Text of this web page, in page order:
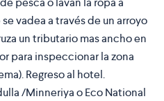
vadea a través de un arroyo
un tributario mas ancho en
para inspeccionar la zona
Regreso al hotel.
/Minneriya o Eco National